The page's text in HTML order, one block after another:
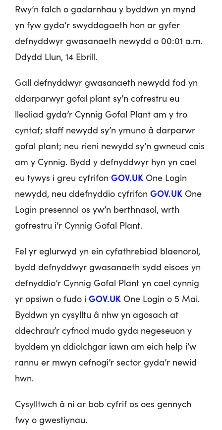
Rwy’n falch o gadarnhau y byddwn yn mynd
yn fyw gyda’r swyddogaeth hon ar gyfer
defnyddwyr gwasanaeth newydd o 00:01 a.m.
Ddydd Llun, 14 Ebrill.
Gall defnyddwyr gwasanaeth newydd fod yn
ddarparwyr gofal plant sy’n cofrestru eu
lleoliad gyda’r Cynnig Gofal Plant am y tro
cyntaf; staff newydd sy’n ymuno â darparwr
gofal plant; neu rieni newydd sy’n gwneud cais
am y Cynnig. Bydd y defnyddwyr hyn yn cael
eu tywys i greu cyfrifon GOV.UK One Login
newydd, neu ddefnyddio cyfrifon GOV.UK One
Login presennol os yw’n berthnasol, wrth
gofrestru i’r Cynnig Gofal Plant.
Fel yr eglurwyd yn ein cyfathrebiad blaenorol,
bydd defnyddwyr gwasanaeth sydd eisoes yn
defnyddio’r Cynnig Gofal Plant yn cael cynnig
yr opsiwn o fudo i GOV.UK One Login o 5 Mai.
Byddwn yn cysylltu â nhw yn agosach at
ddechrau’r cyfnod mudo gyda negeseuon y
byddem yn ddiolchgar iawn am eich help i’w
rannu er mwyn cefnogi’r sector gyda’r newid
hwn.
Cysylltwch â ni ar bob cyfrif os oes gennych
fwy o gwestiynau.